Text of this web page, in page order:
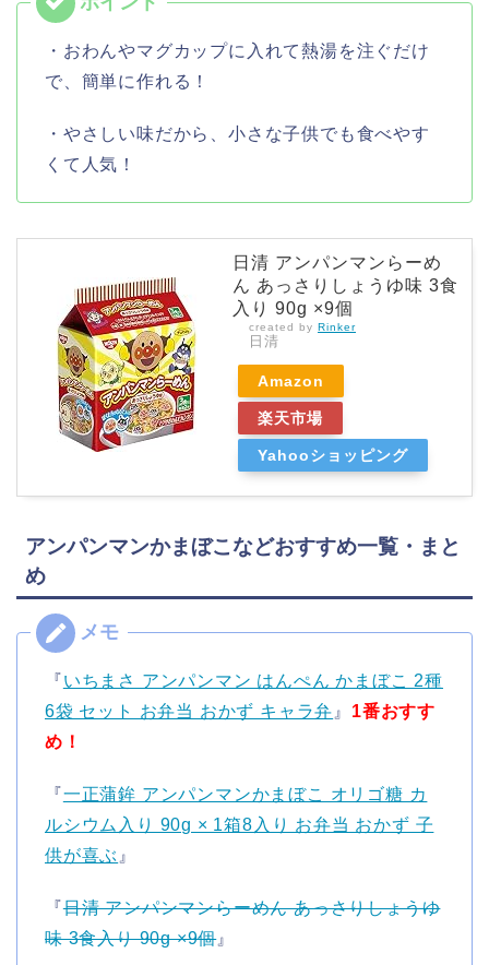
・おわんやマグカップに入れて熱湯を注ぐだけ
で、簡単に作れる！
・やさしい味だから、小さな子供でも食べやす
くて人気！
日清 アンパンマンらーめ
ん あっさりしょうゆ味 3食
入り 90g ×9個
created by Rinker
日清
Amazon
楽天市場
Yahooショッピング
アンパンマンかまぼこなどおすすめ一覧・まと
め
『いちまさ アンパンマン はんぺん かまぼこ 2種
6袋 セット お弁当 おかず キャラ弁 』 1番おすす
め！
『一正蒲鉾 アンパンマンかまぼこ オリゴ糖 カ
ルシウム入り 90g × 1箱8入り お弁当 おかず 子
供が喜ぶ 』
『日清 アンパンマンらーめん あっさりしょうゆ
味 3食入り 90g ×9個』